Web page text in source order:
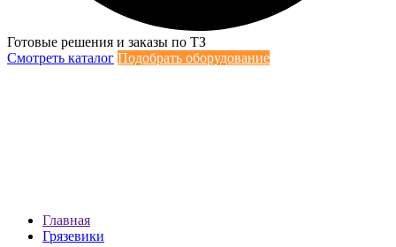
Готовые решения и заказы по ТЗ
Смотреть каталог Подобрать оборудование
Главная
Грязевики